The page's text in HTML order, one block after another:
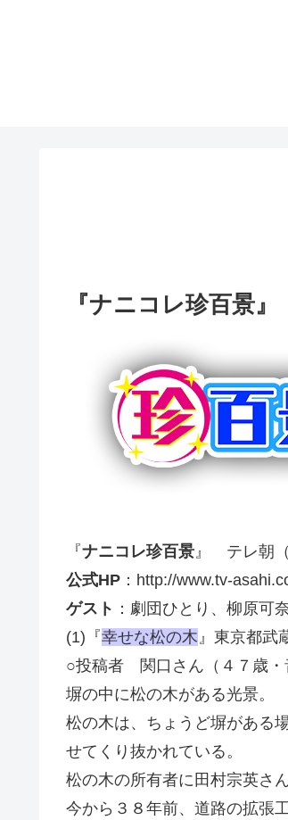
『ナニコレ珍百景
『ナニコレ珍百景 』 テレ朝
公式HP ：http://www.tv-
ゲスト ：劇団ひとり、柳原可
(1)『幸せな松の木 』東京都武
○投稿者 関口さん（４７歳・
塀の中に松の木がある光景。
松の木は、ちょうど塀がある
せてくり抜かれている。
松の木の所有者に田村宗英さ
今から３８年前、道路の拡張